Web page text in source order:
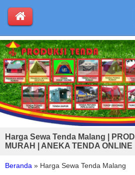
Harga Sewa Tenda Malang |
MURAH | ANEKA TENDA ONLINE
Beranda » Harga Sewa Tenda Malang